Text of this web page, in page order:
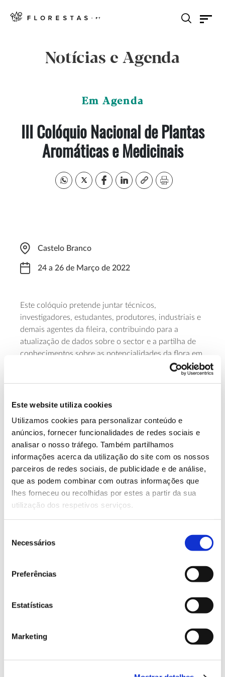
Este website utiliza cookies
Utilizamos cookies para personalizar conteúdo e
anúncios, fornecer funcionalidades de redes sociais e
analisar o nosso tráfego. Também partilhamos
informações acerca da utilização do site com os nossos
parceiros de redes sociais, de publicidade e de análise,
que as podem combinar com outras informações que
lhes forneceu ou recolhidas por estes a partir da sua
utilização dos respetivos serviços.
Necessários
Preferências
Estatísticas
Marketing
Notícias e Agenda
Em Agenda
III Colóquio Nacional de Plantas
Aromáticas e Medicinais
Castelo Branco
24 a 26 de Março de 2022
Este colóquio pretende juntar técnicos,
investigadores, estudantes, produtores, industriais e
demais agentes da fileira, contribuindo para a
atualização de dados sobre o sector e a partilha de
conhecimentos sobre as potencialidades da flora em
Portugal. O evento é promovido pela Associação
Portuguesa de Horticultura em colaboração com a
Castelo Branco e o Centro de Biotecnologia de
realizadas noformulário.
Saiba mais sobre este colóquio
13.07.2026
Genoma do priolo e de outras espécies em risco:
conhecer para conservar
02.07.2026
Registar galhas de Trichi em acácia-das-espigas:
cidadãos chamados a ajudar